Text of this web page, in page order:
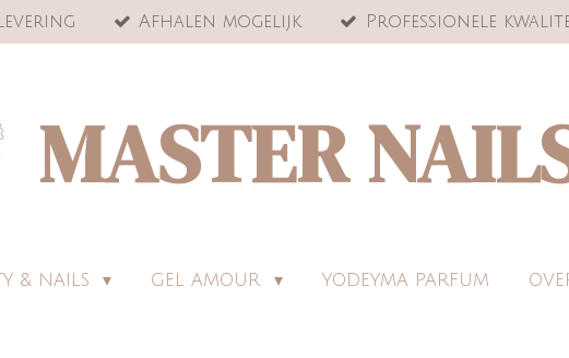
Afhalen mogelijk Professionele
MASTER
& NAILS GEL AMOUR YODEYMA PARFUM